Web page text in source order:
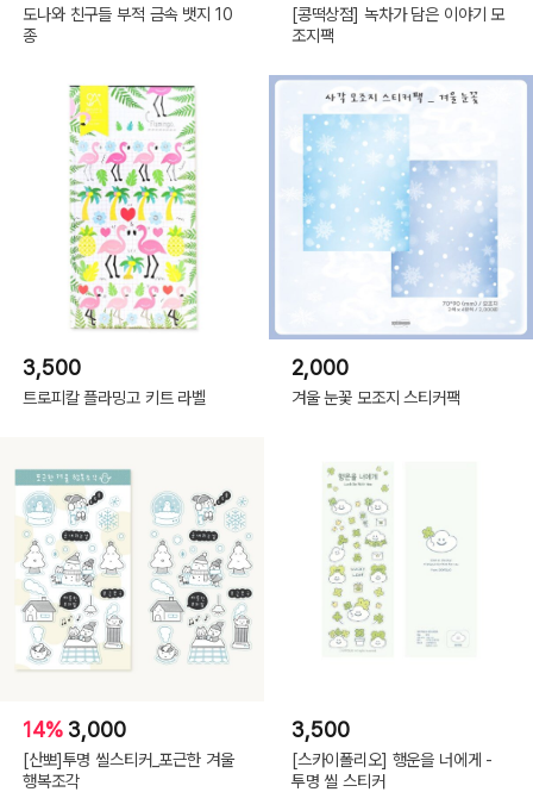
도나와 친구들 부적 금속 뱃지 10
종
[콩떡상점] 녹차가 담은 이야기 모
조지팩
3,500
트로피칼 플라밍고 키트 라벨
2,000
겨울 눈꽃 모조지 스티커팩
14% 3,000
[산뽀]투명 씰스티커_포근한 겨울
행복조각
3,500
[스카이폴리오] 행운을 너에게 -
투명 씰 스티커